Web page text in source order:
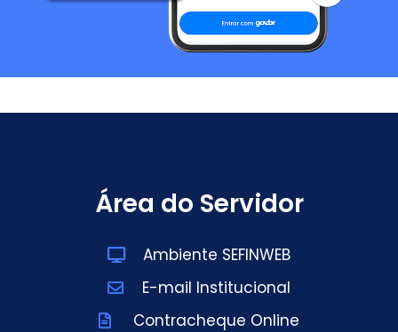
Área do Servidor
Ambiente SEFINWEB
E-mail Institucional
Contracheque Online